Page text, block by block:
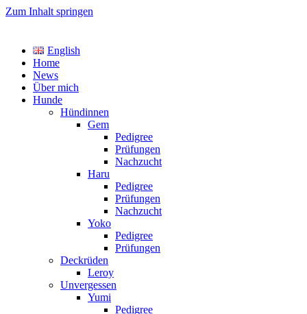
Zum Inhalt springen
TreasureYarden's
Labrador Retriever Zucht im DRC
English
Home
News
Über mich
Hunde
Hündinnen
Gem
Pedigree
Prüfungen
Nachzucht
Haru
Pedigree
Prüfungen
Nachzucht
Yoko
Pedigree
Prüfungen
Deckrüden
Leroy
Unvergessen
Yumi
Pedigree